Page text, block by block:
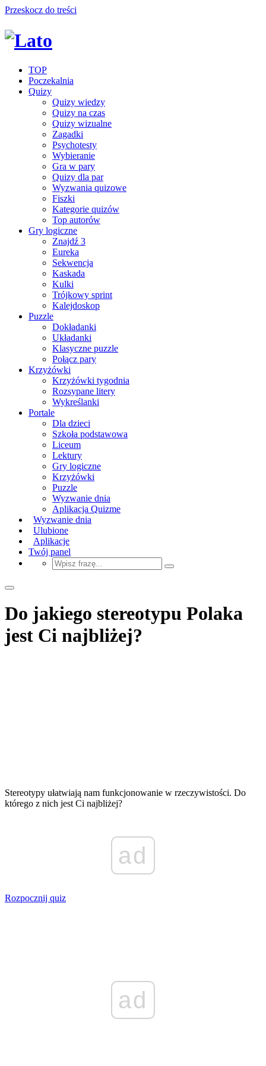
Przeskocz do treści
TOP
Poczekalnia
Quizy
Quizy wiedzy
Quizy na czas
Quizy wizualne
Zagadki
Psychotesty
Wybieranie
Gra w pary
Quizy dla par
Wyzwania quizowe
Fiszki
Kategorie quizów
Top autorów
Gry logiczne
Znajdź 3
Eureka
Sekwencja
Kaskada
Kulki
Trójkowy sprint
Kalejdoskop
Puzzle
Dokładanki
Układanki
Klasyczne puzzle
Połącz pary
Krzyżówki
Krzyżówki tygodnia
Rozsypane litery
Wykreślanki
Portale
Dla dzieci
Szkoła podstawowa
Liceum
Lektury
Gry logiczne
Krzyżówki
Puzzle
Wyzwanie dnia
Aplikacja Quizme
Wyzwanie dnia
Ulubione
Aplikacje
Twój panel
Do jakiego stereotypu Polaka
jest Ci najbliżej?
Stereotypy ułatwiają nam funkcjonowanie w rzeczywistości. Do
którego z nich jest Ci najbliżej?
ad
Rozpocznij quiz
ad